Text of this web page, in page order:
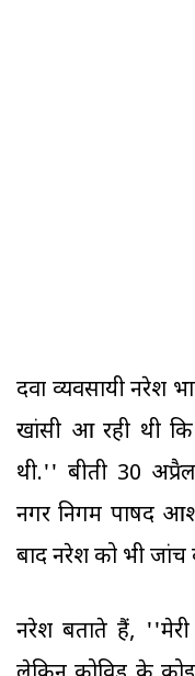
दवा व्यवसायी नरेश
खांसी आ रही थी
थी.'' बीती 30
नगर निगम पार्षद
बाद नरेश को भी
नरेश बताते हैं,